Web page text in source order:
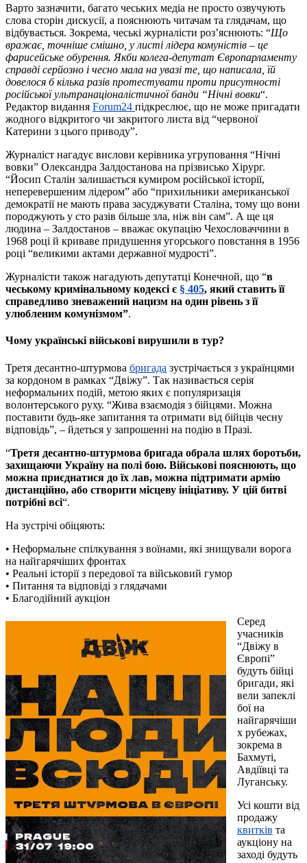
Варто зазначити, багато чеських медіа не просто озвучують
слова сторін дискусії, а пояснюють читачам та глядачам, що
відбувається. Зокрема, чеські журналісти роз’яснюють: “Що
вражає, точніше смішно, у листі лідера комуністів – це
фарисейське обурення. Якби колега-депутат Європарламенту
справді серйозно і чесно мала на увазі те, що написала, їй
довелося б кілька разів протестувати проти присутності
російської ультранаціоналістичної банди “Нічні вовки“.
Редактор видання Forum24 підкреслює, що не може пригадати
жодного відкритого чи закритого листа від “червоної
Катерини з цього приводу”.
Журналіст нагадує вислови керівника угруповання “Нічні
вовки” Олександра Залдостанова на прізвисько Хірург.
“Йосип Сталін залишається кумиром російської історії,
неперевершеним лідером” або “прихильники американської
демократії не мають права засуджувати Сталіна, тому що вони
породжують у сто разів більше зла, ніж він сам”. А ще ця
людина – Залдостанов – вважає окупацію Чехословаччини в
1968 році й криваве придушення угорського повстання в 1956
році “великими актами державної мудрості”.
Журналісти також нагадують депутатці Конечной, що “в
чеському кримінальному кодексі є § 405, який ставить її
справедливо зневажений нацизм на один рівень з її
улюбленим комунізмом”.
Чому українські військові вирушили в тур?
Третя десантно-штурмова бригада зустрічається з українцями
за кордоном в рамках “Двіжу”. Так називається серія
неформальних подій, метою яких є популяризація
волонтерського руху. “Жива взаємодія з бійцями. Можна
поставити будь-яке запитання та отримати від бійців чесну
відповідь”, – йдеться у запрошенні на подію в Празі.
“Третя десантно-штурмова бригада обрала шлях боротьби,
захищаючи Україну на полі бою. Військові пояснюють, що
можна приєднатися до їх лав, можна підтримати армію
дистанційно, або створити місцеву ініціативу. У цій битві
потрібні всі“.
На зустрічі обіцяють:
• Неформальне спілкування з воїнами, які знищували ворога
на найгарячіших фронтах
• Реальні історії з передової та військовий гумор
• Питання та відповіді з глядачами
• Благодійний аукціон
Серед
учасників
“Двіжу в
Європі”
будуть бійці
бригади, які
вели запеклі
бої на
найгарячіши
х рубежах,
зокрема в
Бахмуті,
Авдіївці та
Луганську.
Усі кошти від
продажу
квитків та
аукціону на
заході будуть